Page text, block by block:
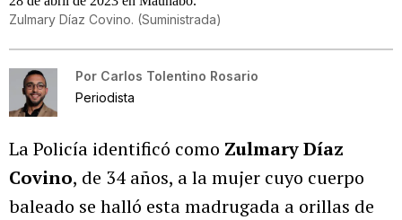
Zulmary Díaz Covino. (Suministrada)
Por Carlos Tolentino Rosario
Periodista
La Policía identificó como Zulmary Díaz
Covino, de 34 años, a la mujer cuyo cuerpo
baleado se halló esta madrugada a orillas de